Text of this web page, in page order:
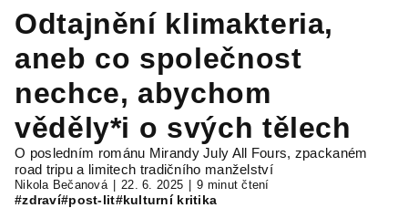
Odtajnění klimakteria,
aneb co společnost
nechce, abychom
věděly*i o svých tělech
O posledním románu Mirandy July All Fours, zpackaném
road tripu a limitech tradičního manželství
Nikola Bečanová 22. 6. 2025 9 minut čtení
#zdraví#post-lit#kulturní kritika